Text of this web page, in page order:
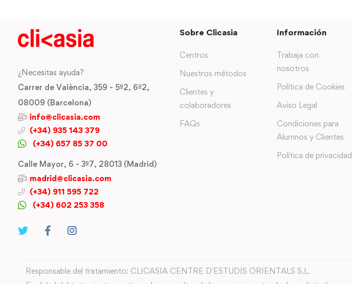
¿Necesitas ayuda?
Carrer de València, 359 - 5º2, 6º2,
08009 (Barcelona)
info@clicasia.com
(+34) 935 143 379
(+34) 657 85 37 00
Calle Mayor, 6 - 3º7, 28013 (Madrid)
madrid@clicasia.com
(+34) 911 595 722
(+34) 602 253 358
Sobre Clicasia
Centros
Nuestros métodos
Clientes y
colaboradores
FAQs
Información
Trabaja con
nosotros
Política de Cookies
Aviso Legal
Condiciones para
Alumnos y Clientes
Política de privacidad
Responsable del tratamiento: CLICASIA CENTRE D´ESTUDIS ORIENTALS S.L.